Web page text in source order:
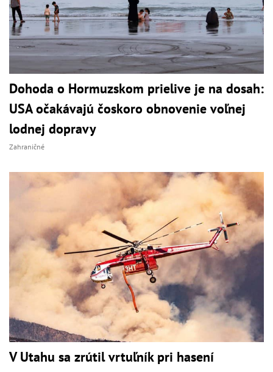
Dohoda o Hormuzskom prielive je na dosah:
USA očakávajú čoskoro obnovenie voľnej
lodnej dopravy
Zahraničné
V Utahu sa zrútil vrtuľník pri hasení